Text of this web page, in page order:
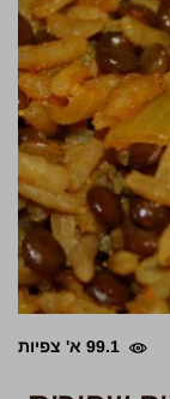
99.1 א' צפיות